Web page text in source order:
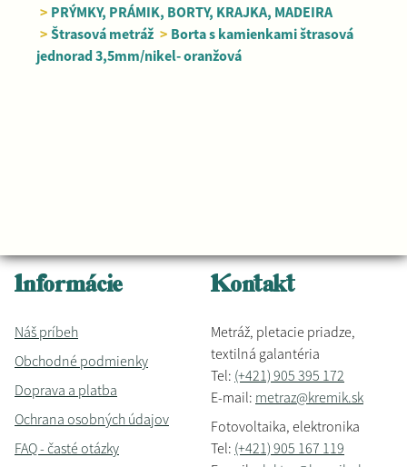
> PRÝMKY, PRÁMIK, BORTY, KRAJKA, MADEIRA
> Štrasová metráž > Borta s kamienkami štrasová
jednorad 3,5mm/nikel- oranžová
Informácie
Náš príbeh
Obchodné podmienky
Doprava a platba
Ochrana osobných údajov
FAQ - časté otázky
Kontakt
Metráž, pletacie priadze,
textilná galantéria
Tel: (+421) 905 395 172
E-mail: metraz@kremik.sk
Fotovoltaika, elektronika
Tel: (+421) 905 167 119